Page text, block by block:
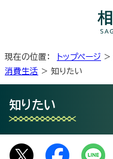
現在の位置： トップページ >
消費生活 > 知りたい
知りたい